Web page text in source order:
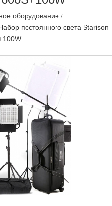
оборудование
постоянного света Starison